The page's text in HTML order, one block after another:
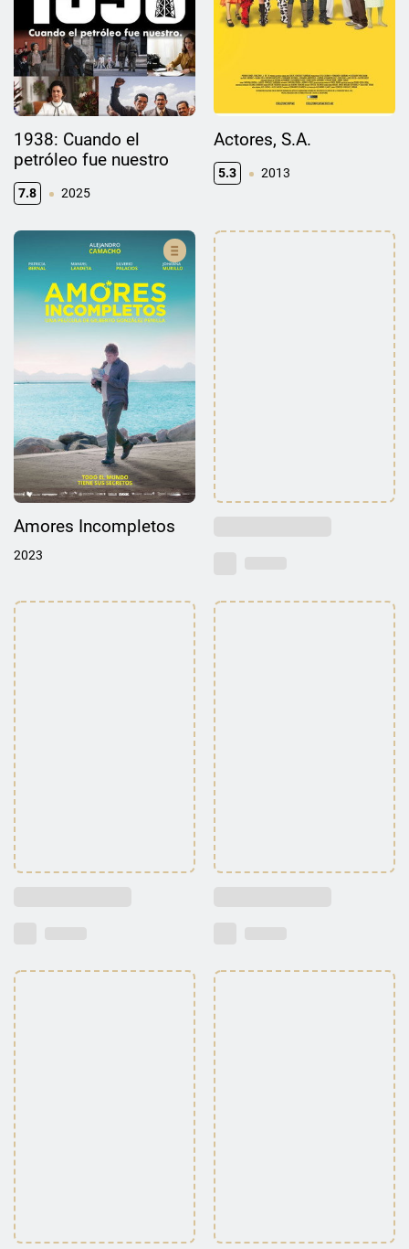
1938: Cuando el
petróleo fue nuestro
7.8 2025
Actores, S.A.
5.3 2013
Amores Incompletos
2023